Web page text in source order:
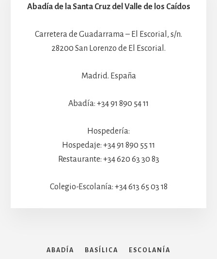
Abadía de la Santa Cruz del Valle de los Caídos
Carretera de Guadarrama – El Escorial, s/n.
28200 San Lorenzo de El Escorial.
Madrid. España
Abadía: +34 91 890 54 11
Hospedería:
Hospedaje: +34 91 890 55 11
Restaurante: +34 620 63 30 83
Colegio-Escolanía: +34 613 65 03 18
ABADÍA BASÍLICA ESCOLANÍA